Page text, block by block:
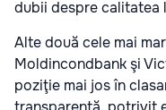
dubii despre calitatea
Alte două cele mai
Moldincondbank şi
poziţie mai jos în